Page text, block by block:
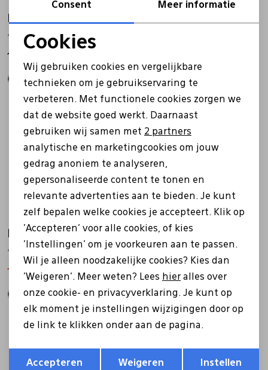
470303 zwart
119,99
Ecco
490553 Soft 7 blauw
111,99 139,99
Ecco
206503 Soft 2.0 zwart
119,99
Sale Sale
Noodzakelijke cookies
Analytische cookies
Marketing cookies
Terug Opslaan
Consent Meer informatie
Cookies
Wij gebruiken cookies en vergelijkbare
technieken om je gebruikservaring te
verbeteren. Met functionele cookies zorgen we
dat de website goed werkt. Daarnaast
gebruiken wij samen met 2 partners
analytische en marketingcookies om jouw
gedrag anoniem te analyseren,
gepersonaliseerde content te tonen en
relevante advertenties aan te bieden. Je kunt
zelf bepalen welke cookies je accepteert. Klik op
'Accepteren' voor alle cookies, of kies
'Instellingen' om je voorkeuren aan te passen.
Wil je alleen noodzakelijke cookies? Kies dan
'Weigeren'. Meer weten? Lees hier alles over
onze cookie- en privacyverklaring. Je kunt op
elk moment je instellingen wijzigingen door op
de link te klikken onder aan de pagina.
Accepteren Weigeren Instellen